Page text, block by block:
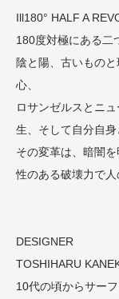
Ill180° HALF A
180度対極にある二
陰と陽、古いもの
心、
ロサンゼルスとニ
生、そして自分自身
その変革は、暗闇
性のある破壊力で人
DESIGNER
TOSHIHARU
10代の頃からサー